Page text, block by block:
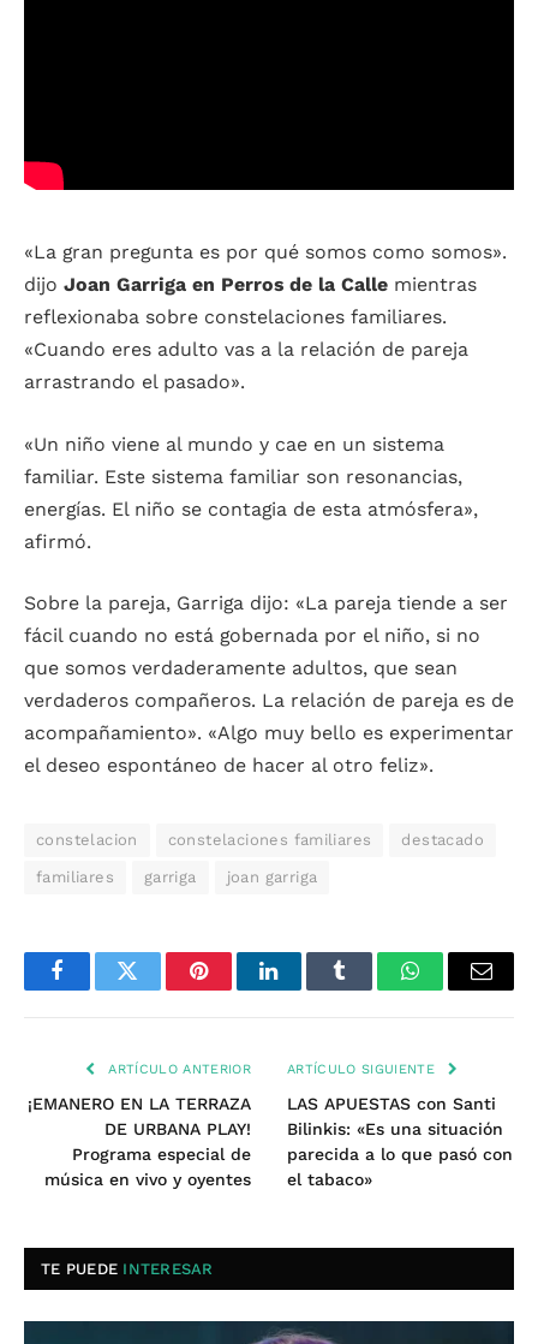
«La gran pregunta es por qué somos como somos».
dijo Joan Garriga en Perros de la Calle mientras
reflexionaba sobre constelaciones familiares.
«Cuando eres adulto vas a la relación de pareja
arrastrando el pasado».
«Un niño viene al mundo y cae en un sistema
familiar. Este sistema familiar son resonancias,
energías. El niño se contagia de esta atmósfera»,
afirmó.
Sobre la pareja, Garriga dijo: «La pareja tiende a ser
fácil cuando no está gobernada por el niño, si no
que somos verdaderamente adultos, que sean
verdaderos compañeros. La relación de pareja es de
acompañamiento». «Algo muy bello es experimentar
el deseo espontáneo de hacer al otro feliz».
constelacion constelaciones familiares destacado
familiares garriga joan garriga
FacebookTwitter PinterestLinkedInTumblr WhatsAppEmail
ARTÍCULO ANTERIOR
¡EMANERO EN LA TERRAZA
DE URBANA PLAY!
Programa especial de
música en vivo y oyentes
ARTÍCULO SIGUIENTE
LAS APUESTAS con Santi
Bilinkis: «Es una situación
parecida a lo que pasó con
el tabaco»
TE PUEDE INTERESAR